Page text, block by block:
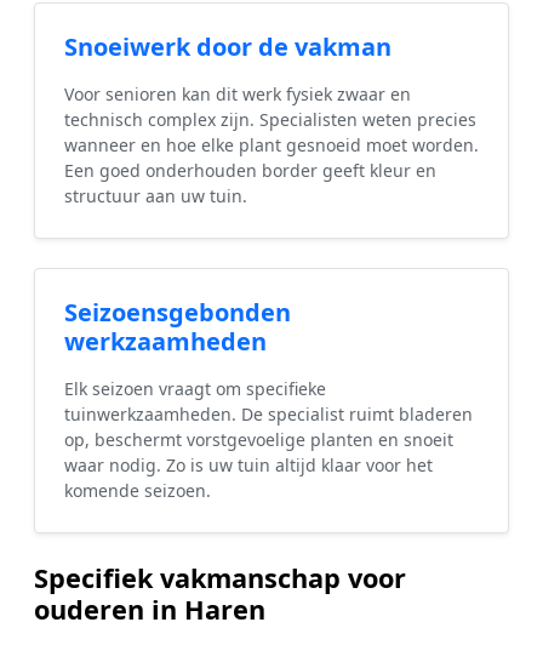
Snoeiwerk door de vakman
Voor senioren kan dit werk fysiek zwaar en
technisch complex zijn. Specialisten weten precies
wanneer en hoe elke plant gesnoeid moet worden.
Een goed onderhouden border geeft kleur en
structuur aan uw tuin.
Seizoensgebonden
werkzaamheden
Elk seizoen vraagt om specifieke
tuinwerkzaamheden. De specialist ruimt bladeren
op, beschermt vorstgevoelige planten en snoeit
waar nodig. Zo is uw tuin altijd klaar voor het
komende seizoen.
Specifiek vakmanschap voor
ouderen in Haren